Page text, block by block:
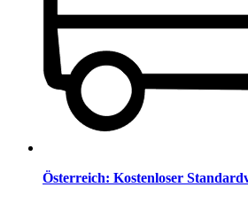
Österreich: Kostenloser